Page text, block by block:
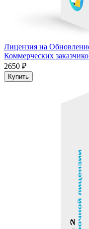
Лицензия на
Коммерческих
2650 ₽
Купить